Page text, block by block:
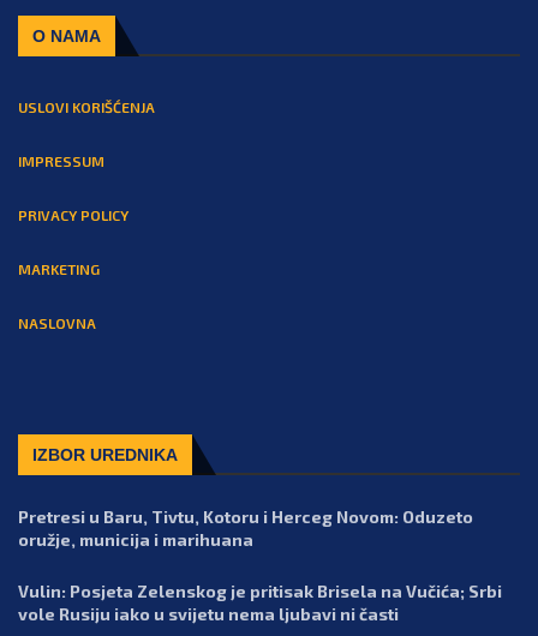
O NAMA
USLOVI KORIŠĆENJA
IMPRESSUM
PRIVACY POLICY
MARKETING
NASLOVNA
IZBOR UREDNIKA
Pretresi u Baru, Tivtu, Kotoru i Herceg Novom: Oduzeto
oružje, municija i marihuana
Vulin: Posjeta Zelenskog je pritisak Brisela na Vučića; Srbi
vole Rusiju iako u svijetu nema ljubavi ni časti